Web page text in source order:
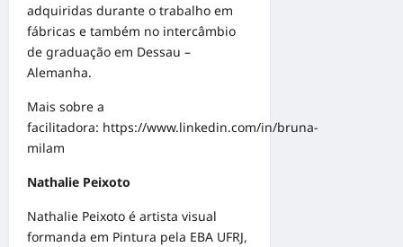
adquiridas durante o trabalho em
fábricas e também no intercâmbio
de graduação em Dessau –
Alemanha.
Mais sobre a
facilitadora: https://www.linkedin.com/in/bruna-
milam
Nathalie Peixoto
Nathalie Peixoto é artista visual
formanda em Pintura pela EBA UFRJ,